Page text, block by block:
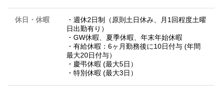
休日・休暇
・週休2日制（原則土日休み、月1回程度土曜
日出勤有り）
・GW休暇、夏季休暇、年末年始休暇
・有給休暇：6ヶ月勤務後に10日付与 (年間
最大20日付与）
・慶弔休暇 (最大5日）
・特別休暇 (最大3日）